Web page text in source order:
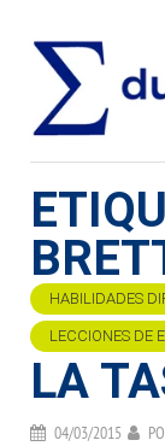
HABILIDADES
LECCIONES DE
LA
04/03/2015